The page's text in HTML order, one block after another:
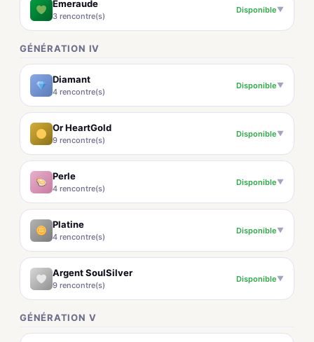
Émeraude
3 rencontre(s)
Disponible▼
GÉNÉRATION IV
Diamant
4 rencontre(s)
Disponible▼
Or HeartGold
9 rencontre(s)
Disponible▼
Perle
4 rencontre(s)
Disponible▼
Platine
4 rencontre(s)
Disponible▼
Argent SoulSilver
9 rencontre(s)
Disponible▼
GÉNÉRATION V